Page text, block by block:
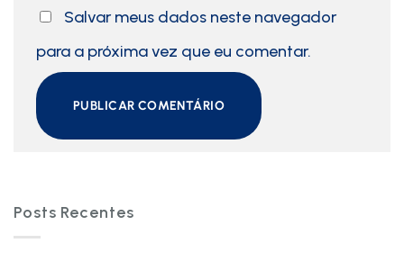
Salvar meus dados neste navegador
para a próxima vez que eu comentar.
Posts Recentes